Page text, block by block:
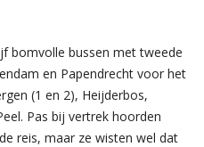
bomvolle bussen met tweede
en Papendrecht voor het
(1 en 2), Heijderbos,
Pas bij vertrek hoorden
reis, maar ze wisten wel dat